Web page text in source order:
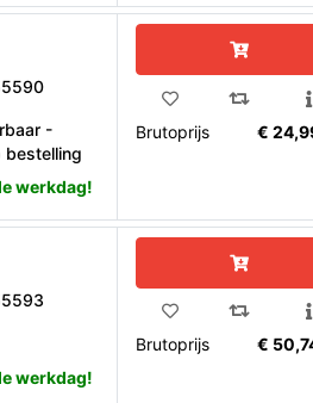
-
bestelling
werkdag!
Brutoprijs €
werkdag!
Brutoprijs €